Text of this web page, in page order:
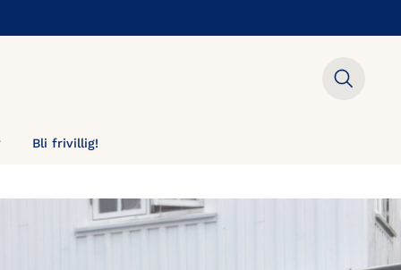
Bli frivillig!